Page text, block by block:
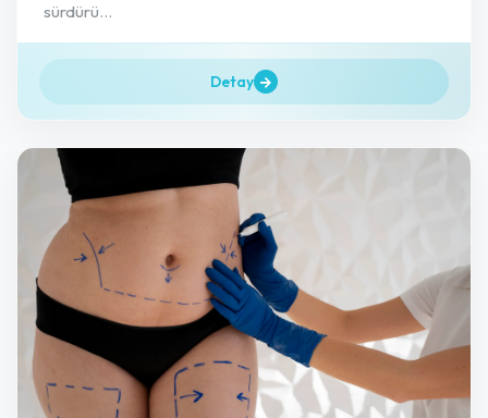
sürdürü...
Detay